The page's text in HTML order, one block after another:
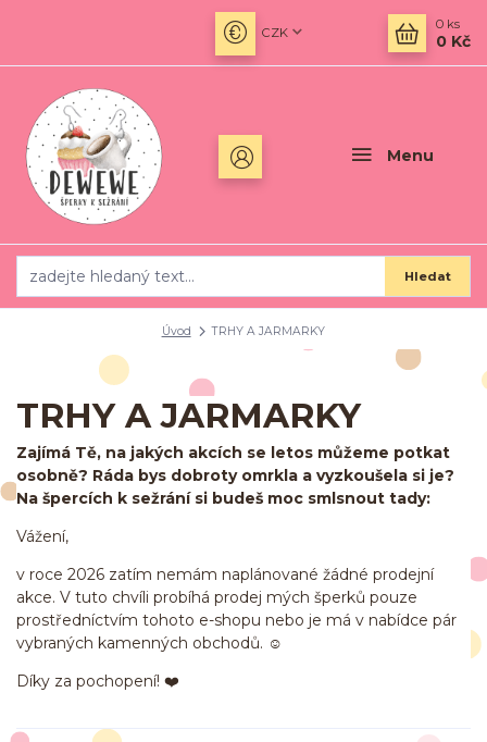
Menu
CZK
Hledat
0 ks
0 Kč
Úvod TRHY A JARMARKY
TRHY A JARMARKY
Zajímá Tě, na jakých akcích se letos můžeme potkat
osobně? Ráda bys dobroty omrkla a vyzkoušela si je?
Na špercích k sežrání si budeš moc smlsnout tady:
Vážení,
v roce 2026 zatím nemám naplánované žádné prodejní
akce. V tuto chvíli probíhá prodej mých šperků pouze
prostředníctvím tohoto e-shopu nebo je má v nabídce pár
vybraných kamenných obchodů. ☺️
Díky za pochopení! ❤️